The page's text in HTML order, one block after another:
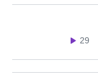
29